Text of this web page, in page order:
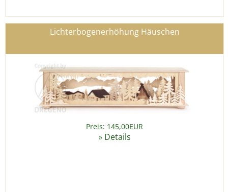
Lichterbogenerhöhung Häuschen
Preis: 145,00EUR
» Details